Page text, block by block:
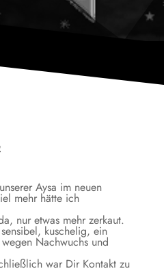
Aysa im neuen
mehr hätte ich
nur etwas mehr zerkaut.
kuschelig, ein
Nachwuchs und
war Dir Kontakt zu